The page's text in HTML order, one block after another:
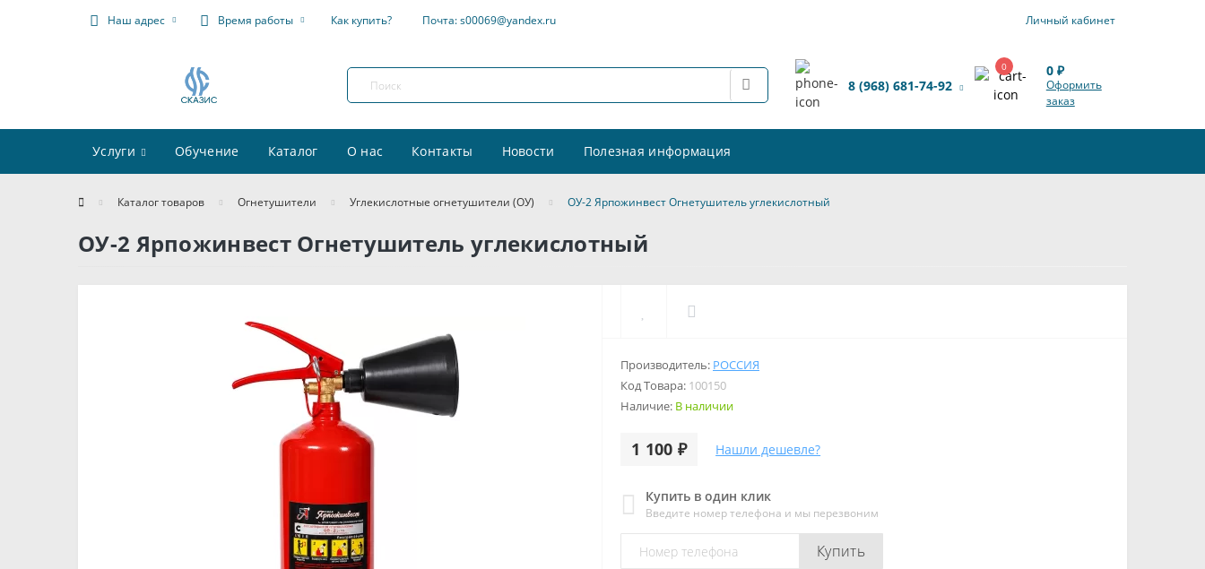
Наш адрес Время работы Как купить? Почта: s00069@yandex.ru Личный кабинет
8 (968) 681-74-92
0 0 ₽
Оформить
заказ
Услуги Обучение Каталог О нас Контакты Новости Полезная информация
Каталог товаров Огнетушители Углекислотные огнетушители (ОУ) ОУ-2 Ярпожинвест Огнетушитель углекислотный
ОУ-2 Ярпожинвест Огнетушитель углекислотный
Производитель: РОССИЯ
Код Товара: 100150
Наличие: В наличии
1 100 ₽ Нашли дешевле?
Купить в один клик
Введите номер телефона и мы перезвоним
Купить